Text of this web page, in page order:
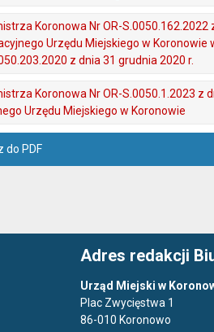
Koronowa Nr OR-
Urzędu Miejskiego w
z dnia 31 grudnia 2020 r.
Koronowa Nr OR-S.0050.1.2023 z
Urzędu Miejskiego w Koronowie
do PDF
Adres redakcji
Urząd Miejski w
Plac Zwycięstwa 1
86-010 Koronowo